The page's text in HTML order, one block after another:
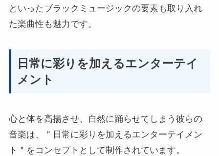
といったブラックミュージックの要素も取り入れ
た楽曲性も魅力です。
日常に彩りを加えるエンターテイ
メント
心と体を高揚させ、自然に踊らせてしまう彼らの
音楽は、
＂日常に彩りを加えるエンターテイメン
ト＂ をコンセプトとして制作されています。